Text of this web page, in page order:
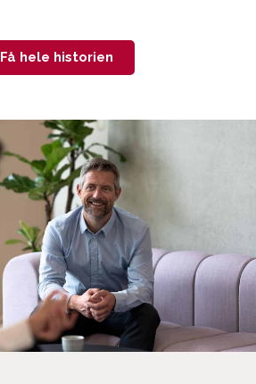
Få hele historien